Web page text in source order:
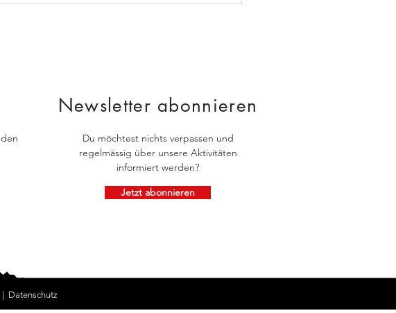
Newsletter abonnieren
Du möchtest nichts verpassen und
regelmässig über unsere Aktivitäten
informiert werden?
Jetzt abonnieren
| Datenschutz